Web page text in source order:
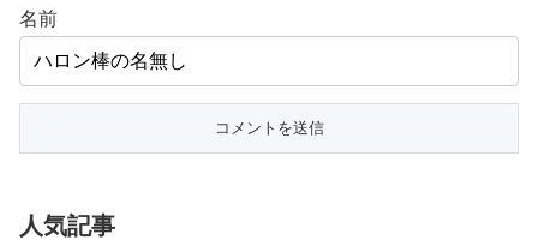
名前
人気記事